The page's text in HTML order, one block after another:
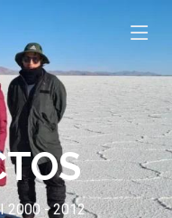
2000 - 2012